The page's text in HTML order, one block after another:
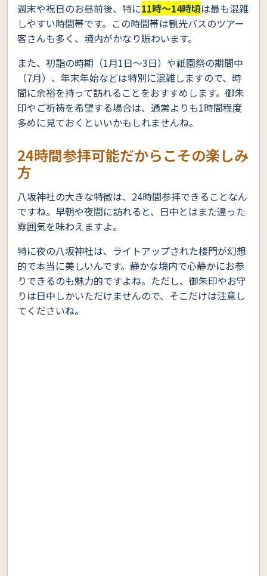
週末や祝日のお昼前後、特に11時〜14時頃は最も混雑
しやすい時間帯です。この時間帯は観光バスのツアー
客さんも多く、境内がかなり賑わいます。
また、初詣の時期（1月1日〜3日）や祇園祭の期間中
（7月）、年末年始などは特別に混雑しますので、時
間に余裕を持って訪れることをおすすめします。御朱
印やご祈祷を希望する場合は、通常よりも1時間程度
多めに見ておくといいかもしれませんね。
24時間参拝可能だからこその楽しみ
方
八坂神社の大きな特徴は、24時間参拝できることなん
ですね。早朝や夜間に訪れると、日中とはまた違った
雰囲気を味わえますよ。
特に夜の八坂神社は、ライトアップされた楼門が幻想
的で本当に美しいんです。静かな境内で心静かにお参
りできるのも魅力的ですよね。ただし、御朱印やお守
りは日中しかいただけませんので、そこだけは注意し
てくださいね。